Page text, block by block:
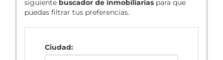
siguiente buscador de inmobiliarias para que
puedas filtrar tus preferencias.
Ciudad: